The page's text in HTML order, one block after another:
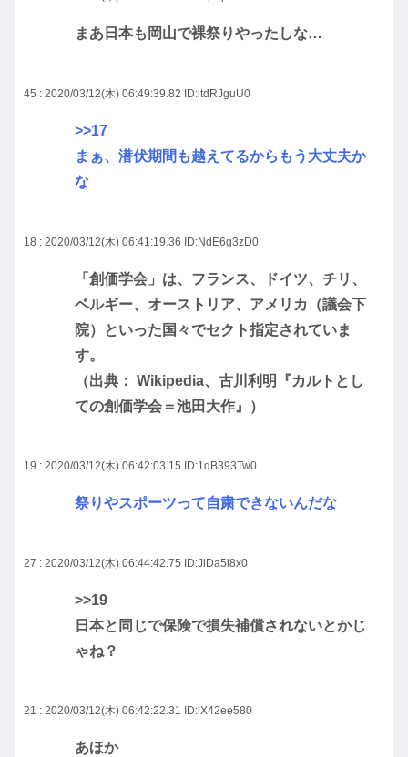
まあ日本も岡山で裸祭りやったしな…
45 : 2020/03/12(木) 06:49:39.82 ID:itdRJguU0
>>17
まぁ、潜伏期間も越えてるからもう大丈夫か
な
18 : 2020/03/12(木) 06:41:19.36 ID:NdE6g3zD0
「創価学会」は、フランス、ドイツ、チリ、
ベルギー、オーストリア、アメリカ（議会下
院）といった国々でセクト指定されていま
す。
（出典： Wikipedia、古川利明『カルトとし
ての創価学会＝池田大作』）
19 : 2020/03/12(木) 06:42:03.15 ID:1qB393Tw0
祭りやスポーツって自粛できないんだな
27 : 2020/03/12(木) 06:44:42.75 ID:JlDa5i8x0
>>19
日本と同じで保険で損失補償されないとかじ
ゃね？
21 : 2020/03/12(木) 06:42:22.31 ID:lX42ee580
あほか